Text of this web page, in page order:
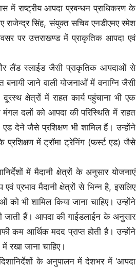
में राष्ट्रीय आपदा प्रबन्धन प्राधिकरण के
राजेन्द्र सिंह, संयुक्त सचिव एनडीएमए रमेश
पर उत्तराखण्ड में प्राकृतिक आपदा एवं
और लैंड स्लाईड जैसी प्राकृतिक आपदाओं से
जाने वाली योजनाओं में वनाग्नि जैसी
क्षेत्रों में राहत कार्य पहुंचाना भी एक
दलों को आपदा की परिस्थिति में राहत
एड देने जैसे प्रशिक्षण भी शामिल हैं। उन्होंने
के प्रशिक्षण में ट्रॉमा ट्रेनिंग (फर्स्ट एड) जैसे
में मैदानी क्षेत्रों के अनुसार योजनाएं
प्रभाव मैदानी क्षेत्रों से भिन्न है, इसलिए
को भी शामिल किया जाना चाहिए। उन्होंने
जाती हैं। आपदा की गाईडलाईन के अनुसार
कम आर्थिक मदद प्राप्त होती है। उन्होंने
रखा जाना चाहिए।
के अनुपालन में देशभर में ‘आपदा